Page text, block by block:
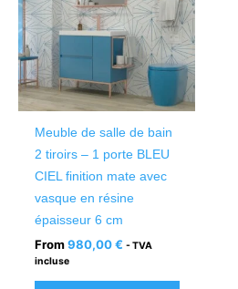
Meuble de salle de bain
2 tiroirs – 1 porte BLEU
CIEL finition mate avec
vasque en résine
épaisseur 6 cm
From 980,00€ - TVA
incluse
plusieurs
variations.
Les
options
peuvent